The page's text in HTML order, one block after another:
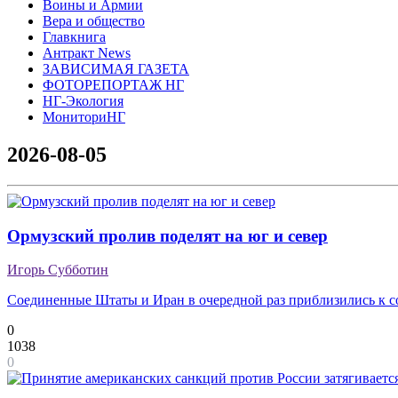
Воины и Армии
Вера и общество
Главкнига
Антракт News
ЗАВИСИМАЯ ГАЗЕТА
ФОТОРЕПОРТАЖ НГ
НГ-Экология
МониториНГ
2026-08-05
Ормузский пролив поделят на юг и север
Игорь Субботин
Соединенные Штаты и Иран в очередной раз приблизились к
0
1038
0